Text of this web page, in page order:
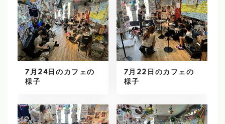
7月24日のカフェの
様子
7月22日のカフェの
様子